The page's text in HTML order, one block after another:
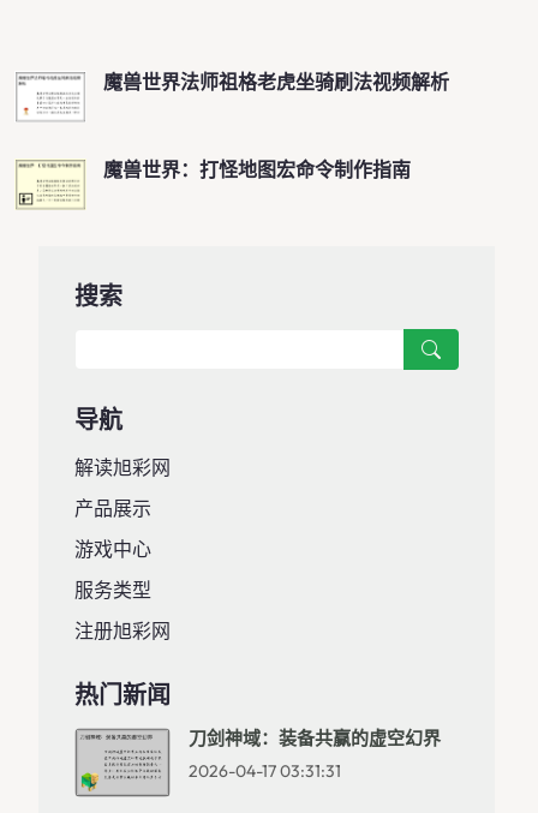
魔兽世界法师祖格老虎坐骑刷法视频解析
魔兽世界：打怪地图宏命令制作指南
搜索
导航
解读旭彩网
产品展示
游戏中心
服务类型
注册旭彩网
热门新闻
刀剑神域：装备共赢的虚空幻界
2026-04-17 03:31:31